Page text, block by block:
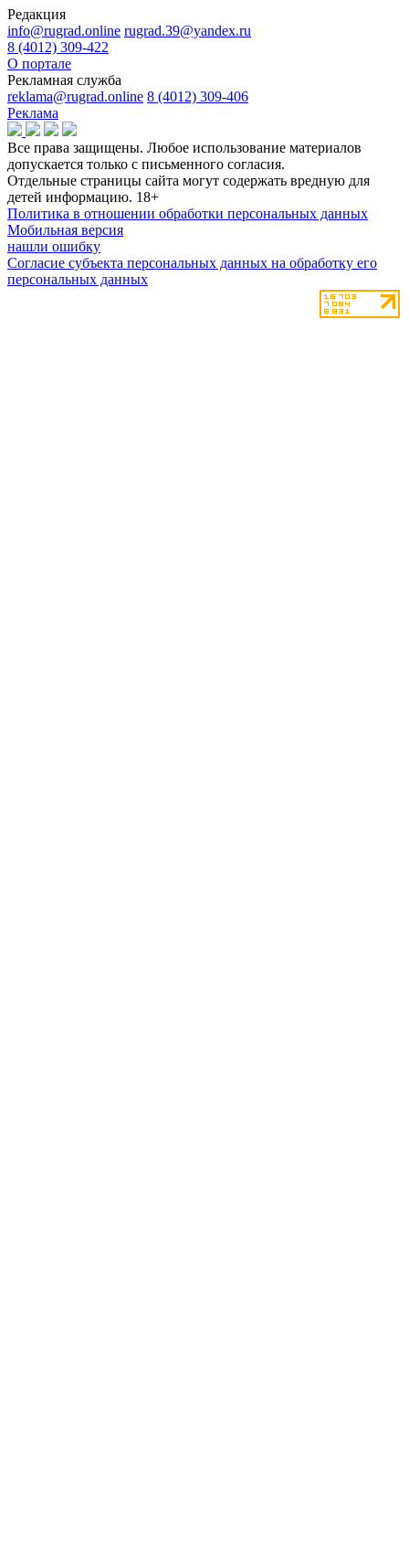
Редакция
info@rugrad.online rugrad.39@yandex.ru
8 (4012) 309-422
О портале
Рекламная служба
reklama@rugrad.online 8 (4012) 309-406
Реклама
Все права защищены. Любое использование материалов
допускается только с письменного согласия.
Отдельные страницы сайта могут содержать вредную для
детей информацию. 18+
Политика в отношении обработки персональных данных
Мобильная версия
нашли ошибку
Согласие субъекта персональных данных на обработку его
персональных данных